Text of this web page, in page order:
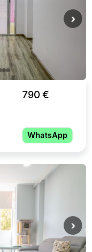
›
790 €
WhatsApp
›